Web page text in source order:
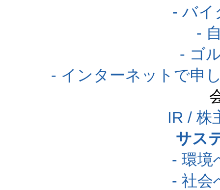
- バイ
-
- ゴ
- インターネットで申
IR / 株
サス
- 環境
- 社会